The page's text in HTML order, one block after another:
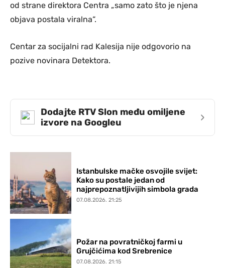
od strane direktora Centra „samo zato što je njena
objava postala viralna“.
Centar za socijalni rad Kalesija nije odgovorio na
pozive novinara Detektora.
Dodajte RTV Slon među omiljene
izvore na Googleu
›
Istanbulske mačke osvojile svijet:
Kako su postale jedan od
najprepoznatljivijih simbola grada
07.08.2026. 21:25
Požar na povratničkoj farmi u
Grujčićima kod Srebrenice
07.08.2026. 21:15